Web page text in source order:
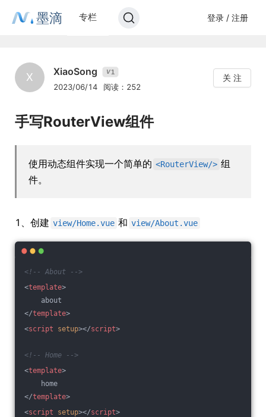
墨滴 专栏 登录 / 注册
X XiaoSong V1
2023/06/14 阅读：252
关 注
手写RouterView组件
使用动态组件实现一个简单的 <RouterView/> 组
件。
1、创建 view/Home.vue 和 view/About.vue
<!-- About -->
<template>
about
</template>
<script setup></script>
<!-- Home -->
<template>
home
</template>
<script setup></script>